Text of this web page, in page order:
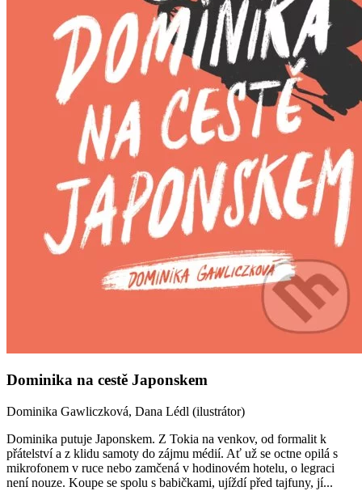
Dominika na cestě Japonskem
Dominika Gawliczková, Dana Lédl (ilustrátor)
Dominika putuje Japonskem. Z Tokia na venkov, od formalit k
přátelství a z klidu samoty do zájmu médií. Ať už se octne opilá s
mikrofonem v ruce nebo zamčená v hodinovém hotelu, o legraci
není nouze. Koupe se spolu s babičkami, ujíždí před tajfuny, jí...